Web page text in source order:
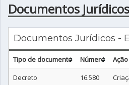
Documentos Jurídicos
Documentos Jurídicos -
Tipo de documento Número
Decreto
16.580